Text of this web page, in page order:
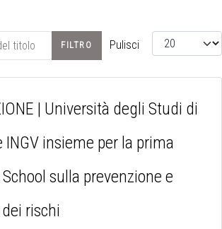
FILTRO Pulisci Visualizza #
| Università degli Studi di
INGV insieme per la prima
sulla prevenzione e
rischi